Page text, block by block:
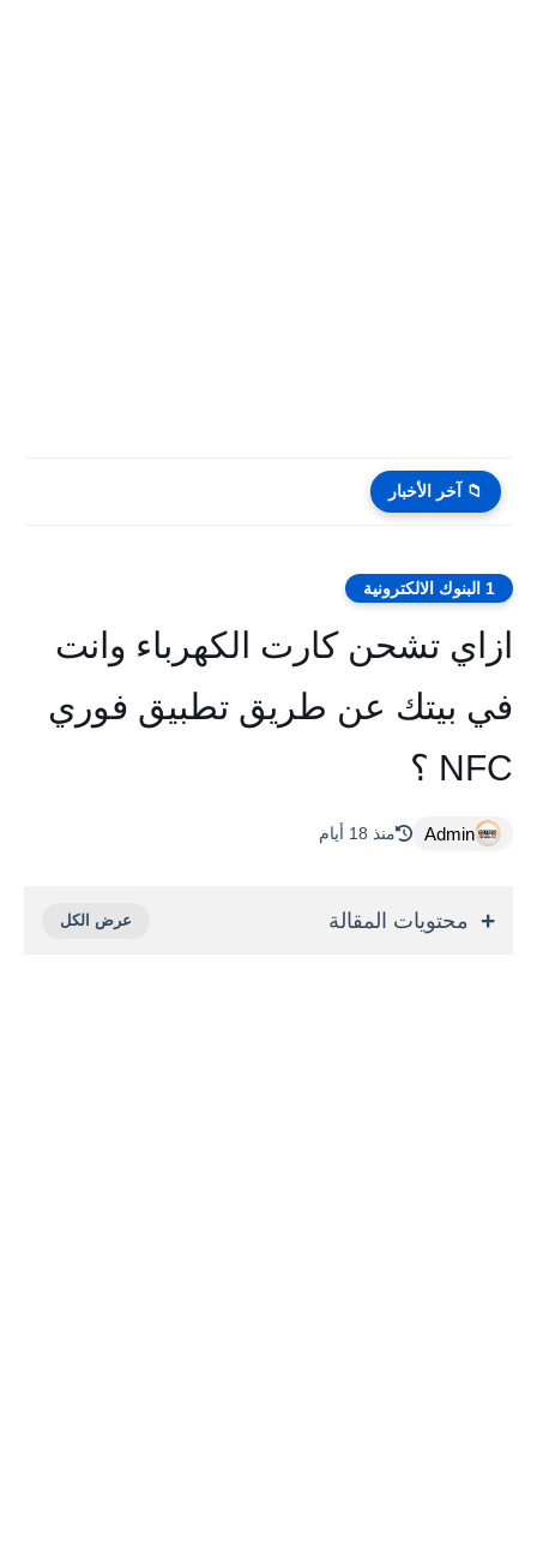
📁 آخر الأخبار
1 البنوك الالكترونية
ازاي تشحن كارت الكهرباء وانت
في بيتك عن طريق تطبيق فوري
NFC ؟
Admin منذ 18 أيام
محتويات المقالة